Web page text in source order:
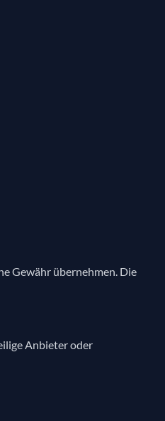
Gewähr übernehmen. Die
Anbieter oder